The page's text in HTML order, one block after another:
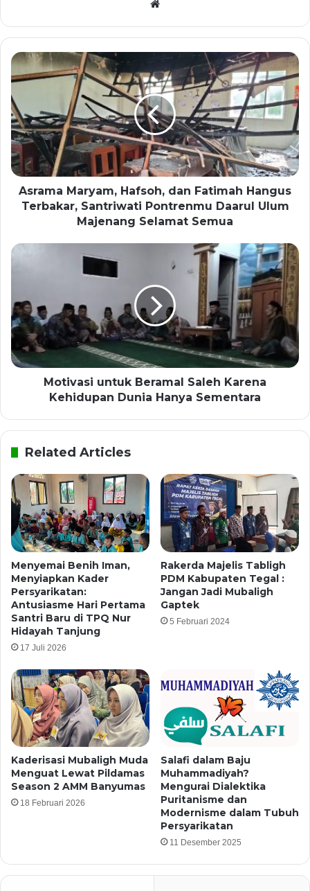
Asrama Maryam, Hafsoh, dan Fatimah Hangus
Terbakar, Santriwati Pontrenmu Daarul Ulum
Majenang Selamat Semua
Motivasi untuk Beramal Saleh Karena
Kehidupan Dunia Hanya Sementara
Related Articles
Menyemai Benih Iman,
Menyiapkan Kader
Persyarikatan:
Antusiasme Hari Pertama
Santri Baru di TPQ Nur
Hidayah Tanjung
17 Juli 2026
Rakerda Majelis Tabligh
PDM Kabupaten Tegal :
Jangan Jadi Mubaligh
Gaptek
5 Februari 2024
Kaderisasi Mubaligh Muda
Menguat Lewat Pildamas
Season 2 AMM Banyumas
18 Februari 2026
Salafi dalam Baju
Muhammadiyah?
Mengurai Dialektika
Puritanisme dan
Modernisme dalam Tubuh
Persyarikatan
11 Desember 2025